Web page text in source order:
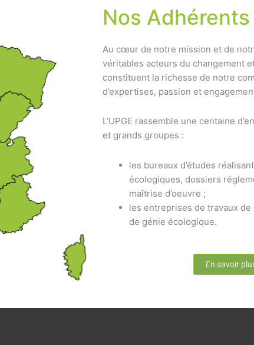
Nos Adhérents
Au cœur de notre mission et de
véritables acteurs du changement
constituent la richesse de notre
d’expertises, passion et
L’UPGE rassemble une centaine
et grands groupes :
les bureaux d’études
écologiques, dossiers
maîtrise d’oeuvre ;
les entreprises de travaux
de génie écologique.
En savoir